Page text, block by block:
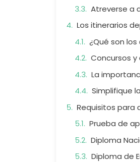
Atreverse a
Los itinerarios
¿Qué son
Concursos
La
Simplifique
Requisitos para
Prueba de
Diploma
Diploma de